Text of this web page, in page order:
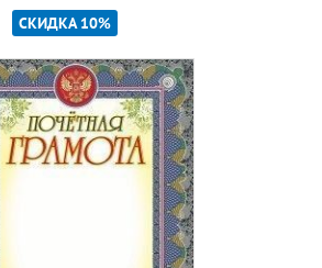
СКИДКА 10%